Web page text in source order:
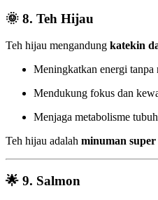
🌞 8. Teh Hijau
Teh hijau mengandung katekin
Meningkatkan energi tanpa
Mendukung fokus dan
Menjaga metabolisme tubuh
Teh hijau adalah minuman
🌟 9. Salmon